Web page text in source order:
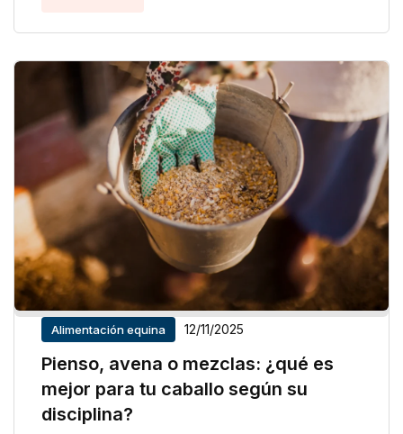
Alimentación equina 12/11/2025
Pienso, avena o mezclas: ¿qué es
mejor para tu caballo según su
disciplina?